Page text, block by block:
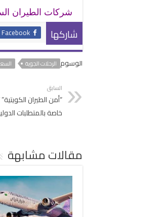
شركات الطيران
شاركها Facebook
الوسوم الرحلات الجوية
السابق
“أمن الطيران
خاصة بالمتطلبات
مقالات مشابهة